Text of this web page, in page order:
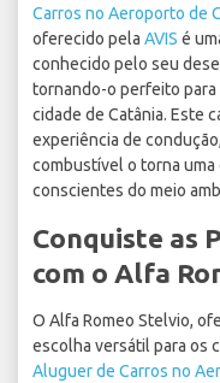
Carros no Aeroporto de
oferecido pela AVIS é
conhecido pelo seu
tornando-o perfeito para
cidade de Catânia. Este
experiência de
combustível o torna
conscientes do meio
Conquiste as
com o Alfa
O Alfa Romeo Stelvio,
escolha versátil para os
Aluguer de Carros no